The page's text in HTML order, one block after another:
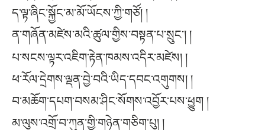
ད་ལྟ་ཞིང་སྐྱོང་མ་མོ་ཡོངས་ཀྱི་གཙོ། །
ན་གཞོན་མཛེས་མའི་ཚུལ་གྱིས་བསྟན་པ་སྲུང་། །
པ་སངས་ལྟར་འཇིག་རྟེན་ཁམས་འདིར་མཛེས། །
ཕ་རོལ་དྲེགས་ལྡན་བྱེ་བའི་ཡིད་དབང་འགུགས། །
བ་མཆོག་དཔག་བསམ་ཤིང་སོགས་འབྱོར་པས་ཕྱུག །
མ་ལུས་འགྲོ་བ་ཀུན་གྱི་གཉེན་གཅིག་པུ། །